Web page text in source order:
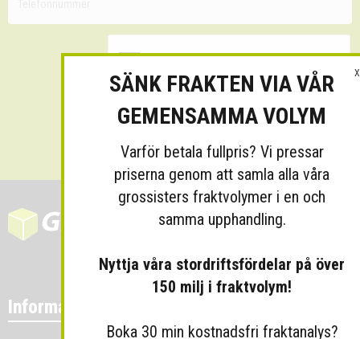
Skicka
Information
X
SÄNK FRAKTEN VIA VÅR
GEMENSAMMA VOLYM
Varför betala fullpris? Vi pressar
priserna genom att samla alla våra
grossisters fraktvolymer i en och
samma upphandling.
Nyttja våra stordriftsfördelar på över
150 milj i fraktvolym!
Boka 30 min kostnadsfri fraktanalys?